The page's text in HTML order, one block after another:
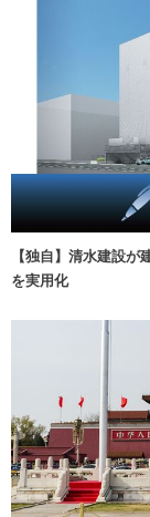
【独自】清水建設
を実用化